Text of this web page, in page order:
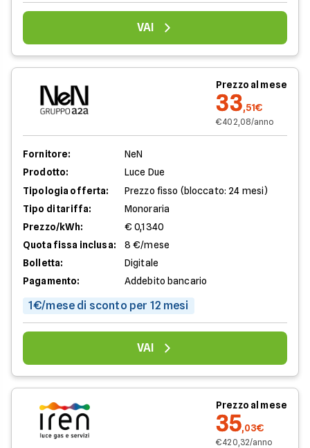
VAI
Prezzo al mese
33,51€
€ 402,08/anno
Fornitore:
NeN
Prodotto:
Luce Due
Tipologia offerta:
Prezzo fisso (bloccato: 24 mesi)
Tipo di tariffa:
Monoraria
Prezzo/kWh:
€ 0,1340
Quota fissa inclusa:
8 €/mese
Bolletta:
Digitale
Pagamento:
Addebito bancario
1€/mese di sconto per 12 mesi
VAI
Prezzo al mese
35,03€
€ 420,32/anno